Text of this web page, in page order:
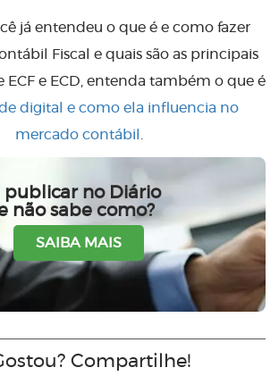
já entendeu o que é e como fazer
Fiscal e quais são as principais
ECF e ECD, entenda também o que é
digital e como ela influencia no
mercado contábil
publicar no Diário
não sabe como?
SAIBA MAIS
Compartilhe!